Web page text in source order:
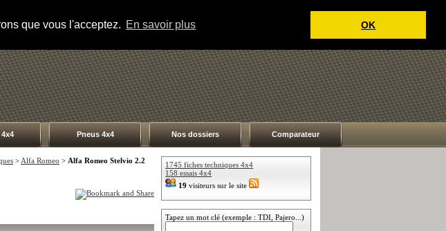
que vous l'acceptez. En savoir plus OK
Pneus 4x4 Nos dossiers Comparateur
> Alfa Romeo > Alfa Romeo Stelvio 2.2
1745 fiches techniques 4x4
158 essais 4x4
19 visiteurs sur le site
Tapez un mot clé (exemple : TDI, Pajero...)